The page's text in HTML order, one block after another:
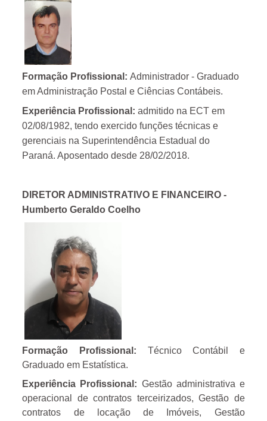
Formação Profissional:Administrador - Graduado
em Administração Postal e Ciências Contábeis.
Experiência Profissional: admitido na ECT em
02/08/1982, tendo exercido funções técnicas e
gerenciais na Superintendência Estadual do
Paraná. Aposentado desde 28/02/2018.
DIRETOR ADMINISTRATIVO E FINANCEIRO -
Humberto Geraldo Coelho
Formação Profissional: Técnico Contábil e
Graduado em Estatística.
Experiência Profissional: Gestão administrativa e
operacional de contratos terceirizados, Gestão de
contratos de locação de Imóveis, Gestão